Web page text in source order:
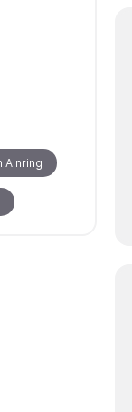
Ainring